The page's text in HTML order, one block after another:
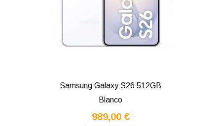
Samsung Galaxy S26 512GB
Blanco
989,00 €